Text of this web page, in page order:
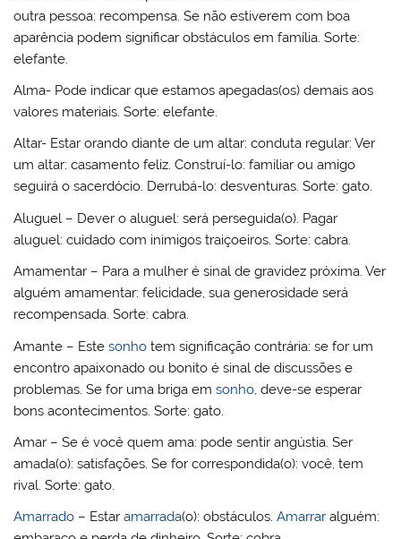
outra pessoa: recompensa. Se não estiverem com boa
aparência podem significar obstáculos em família. Sorte:
elefante.
Alma- Pode indicar que estamos apegadas(os) demais aos
valores materiais. Sorte: elefante.
Altar- Estar orando diante de um altar: conduta regular: Ver
um altar: casamento feliz. Construí-lo: familiar ou amigo
seguirá o sacerdócio. Derrubá-lo: desventuras. Sorte: gato.
Aluguel – Dever o aluguel: será perseguida(o). Pagar
aluguel: cuidado com inimigos traiçoeiros. Sorte: cabra.
Amamentar – Para a mulher é sinal de gravidez próxima. Ver
alguém amamentar: felicidade, sua generosidade será
recompensada. Sorte: cabra.
Amante – Estesonho tem significação contrária: se for um
encontro apaixonado ou bonito é sinal de discussões e
problemas. Se for uma briga emsonho , deve-se esperar
bons acontecimentos. Sorte: gato.
Amar – Se é você quem ama: pode sentir angústia. Ser
amada(o): satisfações. Se for correspondida(o): você, tem
rival. Sorte: gato.
Amarrado – Estaramarrada(o): obstáculos.Amarrar alguém: